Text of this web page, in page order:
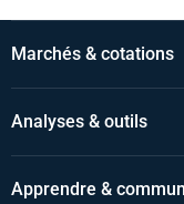
Marchés & cotations
Analyses & outils
Apprendre &